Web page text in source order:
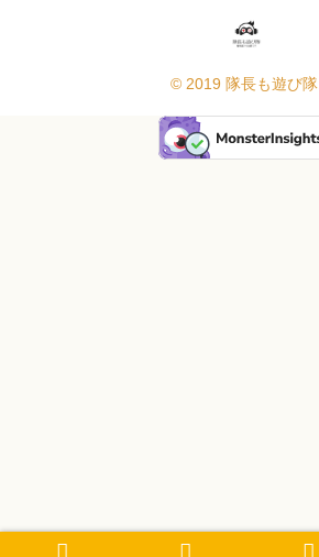
© 2019 隊長も遊び隊.